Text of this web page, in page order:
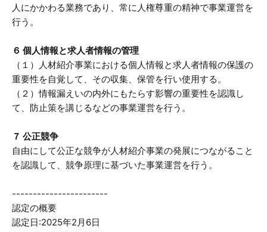
人にかかわる業務であり、常に人権尊重の精神で事業運営を
行う。
６ 個人情報と求人者情報の管理
（１）人材紹介事業における個人情報と求人者情報の保護の
重要性を自覚して、その収集、保管を行い使用する。
（２）情報漏えいの内外にもたらす影響の重要性を認識し
て、防止策を講じるなどの事業運営を行う。
７ 公正競争
自由にして公正な競争が人材紹介事業の発展につながること
を認識して、競争原理に基づいた事業運営を行う。
-----------------------
認定の概要
認定日:2025年2月6日